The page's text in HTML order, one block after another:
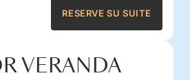
RESERVE SU SUITE
VERANDA